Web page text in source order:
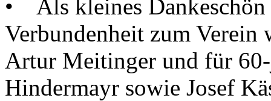
• Als kleines
Verbundenheit zum Verein
Artur Meitinger und für
Hindermayr sowie Josef